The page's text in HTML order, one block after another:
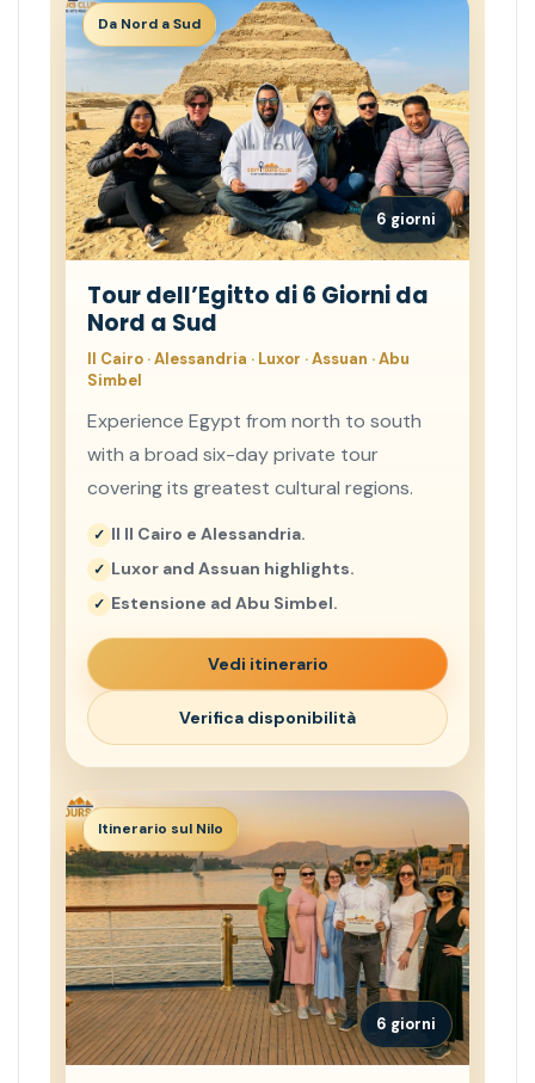
Da Nord a Sud
6 giorni
Tour dell’Egitto di 6 Giorni da
Nord a Sud
Il Cairo · Alessandria · Luxor · Assuan · Abu
Simbel
Experience Egypt from north to south
with a broad six-day private tour
covering its greatest cultural regions.
Il Il Cairo e Alessandria.
Luxor and Assuan highlights.
Estensione ad Abu Simbel.
Vedi itinerario
Verifica disponibilità
Itinerario sul Nilo
6 giorni